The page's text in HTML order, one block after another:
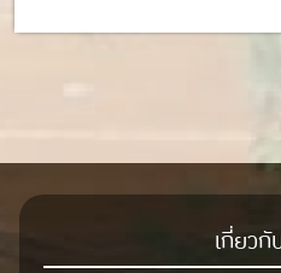
เกี่ยว